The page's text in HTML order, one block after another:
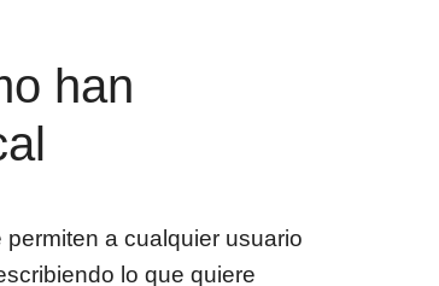
han
a cualquier usuario
lo que quiere